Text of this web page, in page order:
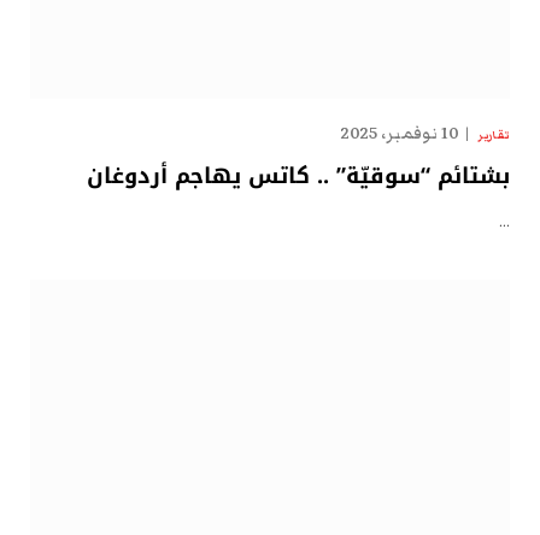
تقارير 10 نوفمبر، 2025
بشتائم “سوقيّة” .. كاتس يهاجم أردوغان
…